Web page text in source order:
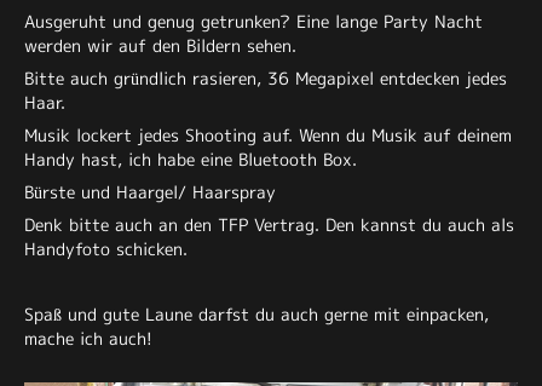
Ausgeruht und genug getrunken? Eine lange Party Nacht
werden wir auf den Bildern sehen.
Bitte auch gründlich rasieren, 36 Megapixel entdecken jedes
Haar.
Musik lockert jedes Shooting auf. Wenn du Musik auf deinem
Handy hast, ich habe eine Bluetooth Box.
Bürste und Haargel/ Haarspray
Denk bitte auch an den TFP Vertrag. Den kannst du auch als
Handyfoto schicken.
Spaß und gute Laune darfst du auch gerne mit einpacken,
mache ich auch!